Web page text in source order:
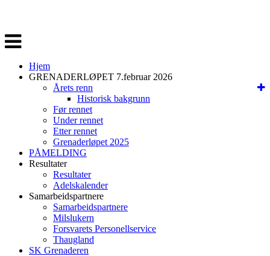
Veksle
navigasjon
Hjem
GRENADERLØPET 7.februar 2026
Årets renn
Historisk bakgrunn
Før rennet
Under rennet
Etter rennet
Grenaderløpet 2025
PÅMELDING
Resultater
Resultater
Adelskalender
Samarbeidspartnere
Samarbeidspartnere
Milslukern
Forsvarets Personellservice
Thaugland
SK Grenaderen